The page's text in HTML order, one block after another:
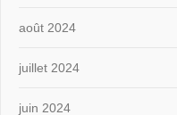
août 2024
juillet 2024
juin 2024